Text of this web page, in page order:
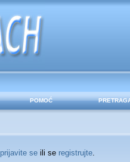
POMOĆ
prijavite seili se registrujte.